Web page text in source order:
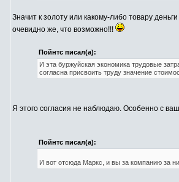
Значит к золоту или какому-либо товару
очевидно же, что возможно!!!
Пойнтс писал(а):
И эта буржуйская экономика трудовые
согласна присвоить труду значение
Я этого согласия не наблюдаю. Особенно с
Пойнтс писал(а):
И вот отсюда Маркс, и вы за компанию за